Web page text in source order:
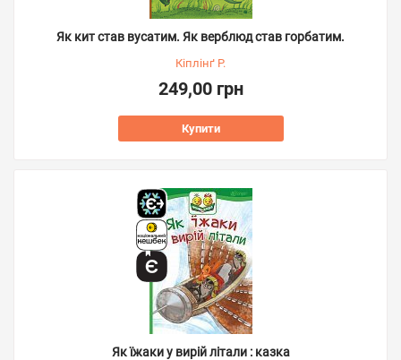
Як кит став вусатим. Як верблюд став горбатим.
Кіплінґ Р.
249,00 грн
Купити
Як їжаки у вирій літали : казка